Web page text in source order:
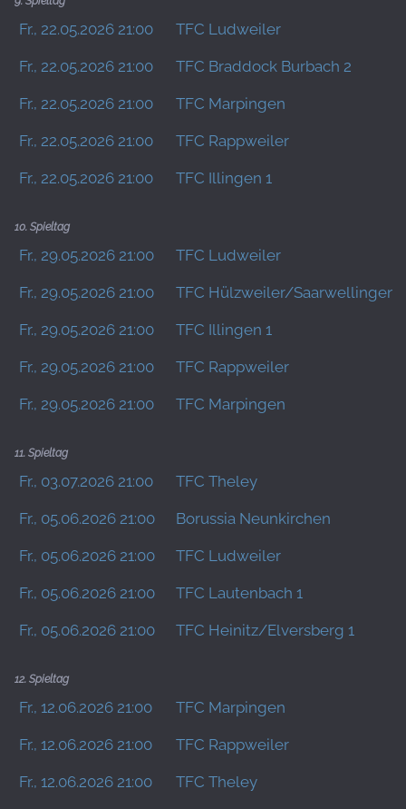
Fr., 22.05.2026 21:00 TFC Ludweiler
Fr., 22.05.2026 21:00 TFC Braddock Burbach 2
Fr., 22.05.2026 21:00 TFC Marpingen
Fr., 22.05.2026 21:00 TFC Rappweiler
Fr., 22.05.2026 21:00 TFC Illingen 1
10. Spieltag
Fr., 29.05.2026 21:00 TFC Ludweiler
Fr., 29.05.2026 21:00 TFC Hülzweiler/Saarwellingen
Fr., 29.05.2026 21:00 TFC Illingen 1
Fr., 29.05.2026 21:00 TFC Rappweiler
Fr., 29.05.2026 21:00 TFC Marpingen
11. Spieltag
Fr., 03.07.2026 21:00 TFC Theley
Fr., 05.06.2026 21:00 Borussia Neunkirchen
Fr., 05.06.2026 21:00 TFC Ludweiler
Fr., 05.06.2026 21:00 TFC Lautenbach 1
Fr., 05.06.2026 21:00 TFC Heinitz/Elversberg 1
12. Spieltag
Fr., 12.06.2026 21:00 TFC Marpingen
Fr., 12.06.2026 21:00 TFC Rappweiler
Fr., 12.06.2026 21:00 TFC Theley